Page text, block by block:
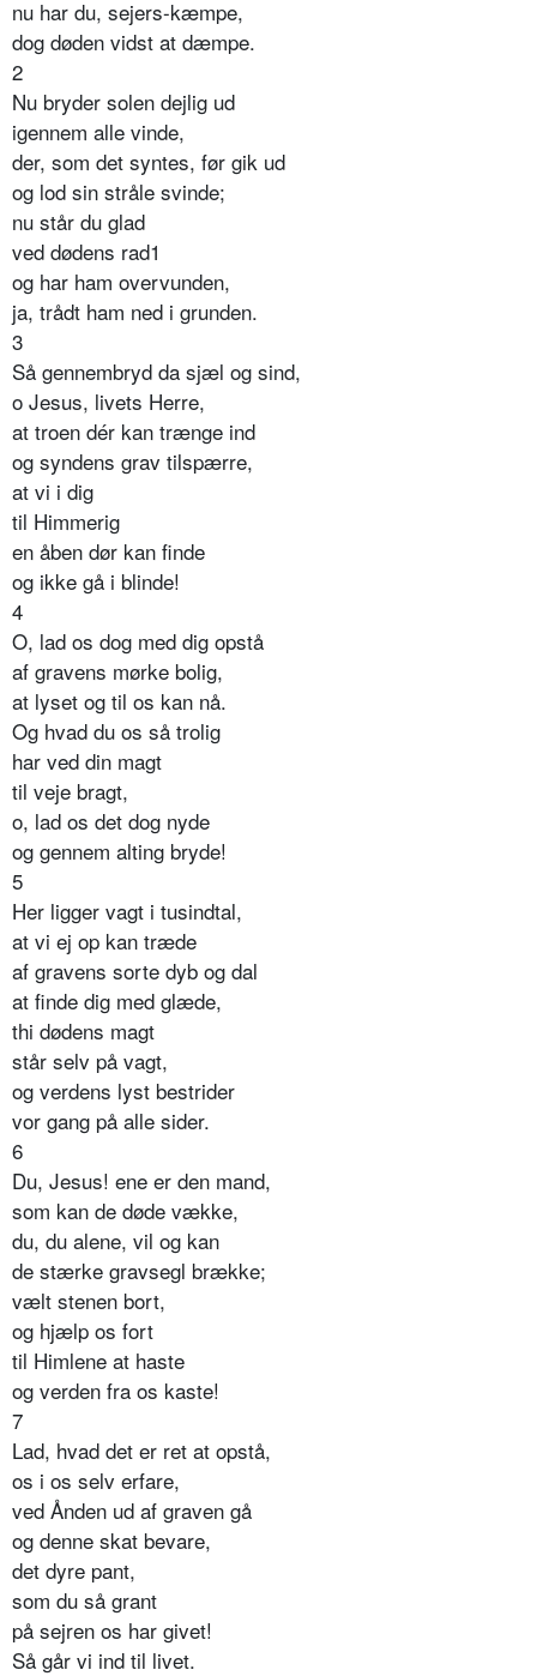
nu har du, sejers-kæmpe,
dog døden vidst at dæmpe.
2
Nu bryder solen dejlig ud
igennem alle vinde,
der, som det syntes, før gik ud
og lod sin stråle svinde;
nu står du glad
ved dødens rad1
og har ham overvunden,
ja, trådt ham ned i grunden.
3
Så gennembryd da sjæl og sind,
o Jesus, livets Herre,
at troen dér kan trænge ind
og syndens grav tilspærre,
at vi i dig
til Himmerig
en åben dør kan finde
og ikke gå i blinde!
4
O, lad os dog med dig opstå
af gravens mørke bolig,
at lyset og til os kan nå.
Og hvad du os så trolig
har ved din magt
til veje bragt,
o, lad os det dog nyde
og gennem alting bryde!
5
Her ligger vagt i tusindtal,
at vi ej op kan træde
af gravens sorte dyb og dal
at finde dig med glæde,
thi dødens magt
står selv på vagt,
og verdens lyst bestrider
vor gang på alle sider.
6
Du, Jesus! ene er den mand,
som kan de døde vække,
du, du alene, vil og kan
de stærke gravsegl brække;
vælt stenen bort,
og hjælp os fort
til Himlene at haste
og verden fra os kaste!
7
Lad, hvad det er ret at opstå,
os i os selv erfare,
ved Ånden ud af graven gå
og denne skat bevare,
det dyre pant,
som du så grant
på sejren os har givet!
Så går vi ind til livet.